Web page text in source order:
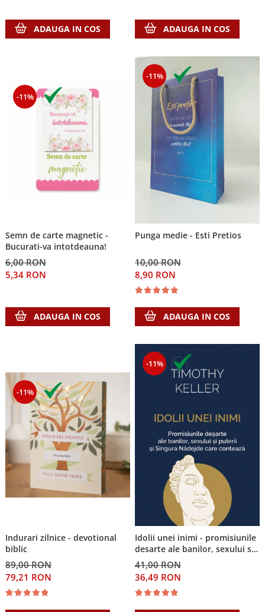
ADAUGA IN COS ADAUGA IN COS
-11%
Semn de carte magnetic -
Bucurati-va intotdeauna!
6,00 RON
5,34 RON
ADAUGA IN COS
-11%
Punga medie - Esti Pretios
10,00 RON
8,90 RON
ADAUGA IN COS
-11%
Indurari zilnice - devotional
biblic
89,00 RON
79,21 RON
-11%
Idolii unei inimi - promisiunile
desarte ale banilor, sexului si
puterii si Singura Nadejde care
conteaza
41,00 RON
36,49 RON